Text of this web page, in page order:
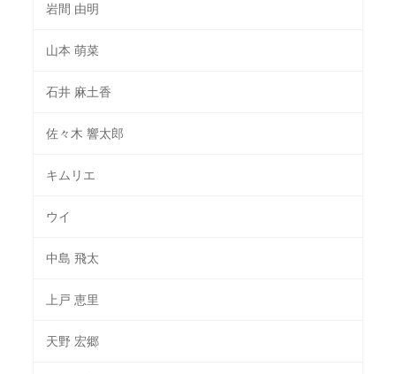
岩間 由明
山本 萌菜
石井 麻土香
佐々木 響太郎
キムリエ
ウイ
中島 飛太
上戸 恵里
天野 宏郷